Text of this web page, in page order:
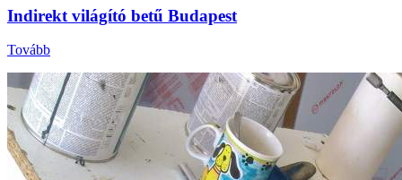
Indirekt világító betű Budapest
Tovább